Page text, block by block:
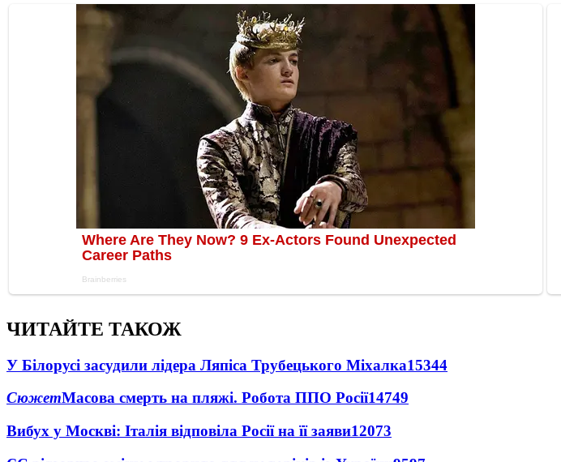
ЧИТАЙТЕ ТАКОЖ
У Білорусі засудили лідера Ляпіса Трубецького Міхалка15344
СюжетМасова смерть на пляжі. Робота ППО Росії14749
Вибух у Москві: Італія відповіла Росії на її заяви12073